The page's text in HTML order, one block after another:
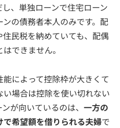
、単独ローンで住宅ローン
の債務者本人のみです。配
民税を納めていても、配偶
できません。
によって控除枠が大きくて
場合は控除を使い切れない
が向いているのは、 一方の
希望額を借りられる夫婦で